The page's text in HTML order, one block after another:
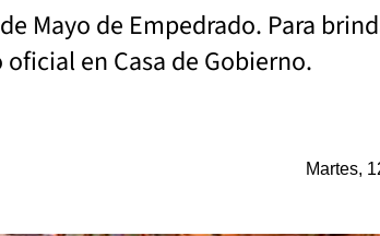
Mayo de Empedrado. Para
en Casa de Gobierno.
Martes,